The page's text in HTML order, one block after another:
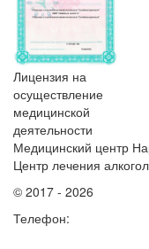
Лицензия на
осуществление
медицинской
деятельности
Медицинский центр
Центр лечения
© 2017 - 2026
Телефон: